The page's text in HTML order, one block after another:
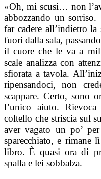
«Oh, mi scusi… non
abbozzando un
far cadere all’indietro
fuori dalla sala,
il cuore che le va a
scale analizza con
sfiorata a tavola.
ripensandoci, non
scappare. Certo, sono
l’unico aiuto.
coltello che striscia sul
aver vagato un po’
sparecchiato, e rimane
libro. È quasi ora di
spalla e lei sobbalza.